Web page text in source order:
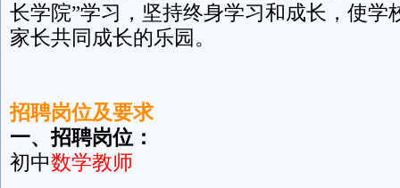
长学院”学习，坚持终身学习和成长，使学
家长共同成长
招聘岗位及要求
一、招聘岗位：
初中数学教师